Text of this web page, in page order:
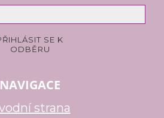
NAVIGACE
strana